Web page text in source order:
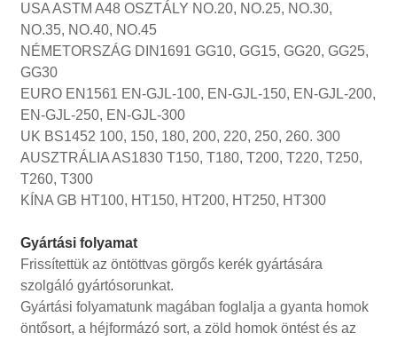
USA ASTM A48 OSZTÁLY NO.20, NO.25, NO.30,
NO.35, NO.40, NO.45
NÉMETORSZÁG DIN1691 GG10, GG15, GG20, GG25,
GG30
EURO EN1561 EN-GJL-100, EN-GJL-150, EN-GJL-200,
EN-GJL-250, EN-GJL-300
UK BS1452 100, 150, 180, 200, 220, 250, 260. 300
AUSZTRÁLIA AS1830 T150, T180, T200, T220, T250,
T260, T300
KÍNA GB HT100, HT150, HT200, HT250, HT300
Gyártási folyamat
Frissítettük az öntöttvas görgős kerék gyártására
szolgáló gyártósorunkat.
Gyártási folyamatunk magában foglalja a gyanta homok
öntősort, a héjformázó sort, a zöld homok öntést és az